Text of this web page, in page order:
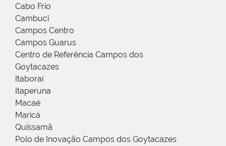
Cabo Frio
Cambuci
Campos Centro
Campos Guarus
Centro de Referência Campos dos
Goytacazes
Itaboraí
Itaperuna
Macaé
Maricá
Quissamã
Polo de Inovação Campos dos Goytacazes